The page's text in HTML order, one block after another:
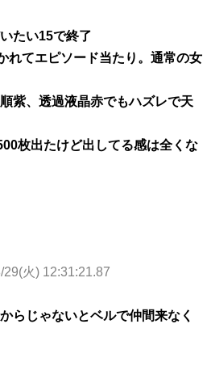
たい15で終了
れてエピソード当たり。通常の女
紫、透過液晶赤でもハズレで天
枚出たけど出してる感は全くな
29(火) 12:31:21.87
らじゃないとベルで仲間来なく